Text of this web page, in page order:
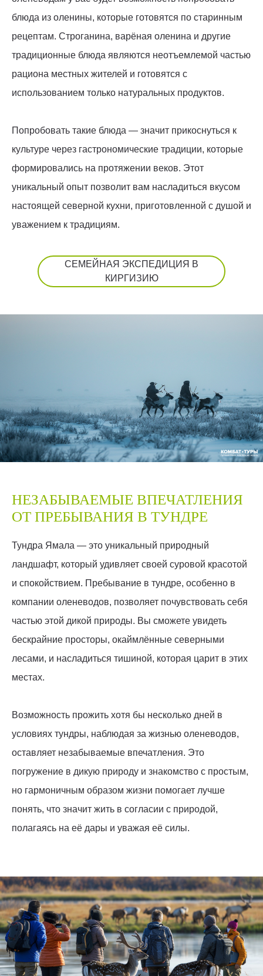
блюда из оленины, которые готовятся по старинным
рецептам. Строганина, варёная оленина и другие
традиционные блюда являются неотъемлемой частью
рациона местных жителей и готовятся с
использованием только натуральных продуктов.
Попробовать такие блюда — значит прикоснуться к
культуре через гастрономические традиции, которые
формировались на протяжении веков. Этот
уникальный опыт позволит вам насладиться вкусом
настоящей северной кухни, приготовленной с душой и
уважением к традициям.
СЕМЕЙНАЯ ЭКСПЕДИЦИЯ В
КИРГИЗИЮ
НЕЗАБЫВАЕМЫЕ ВПЕЧАТЛЕНИЯ
ОТ ПРЕБЫВАНИЯ В ТУНДРЕ
Тундра Ямала — это уникальный природный
ландшафт, который удивляет своей суровой красотой
и спокойствием. Пребывание в тундре, особенно в
компании оленеводов, позволяет почувствовать себя
частью этой дикой природы. Вы сможете увидеть
бескрайние просторы, окаймлённые северными
лесами, и насладиться тишиной, которая царит в этих
местах.
Возможность прожить хотя бы несколько дней в
условиях тундры, наблюдая за жизнью оленеводов,
оставляет незабываемые впечатления. Это
погружение в дикую природу и знакомство с простым,
но гармоничным образом жизни помогает лучше
понять, что значит жить в согласии с природой,
полагаясь на её дары и уважая её силы.